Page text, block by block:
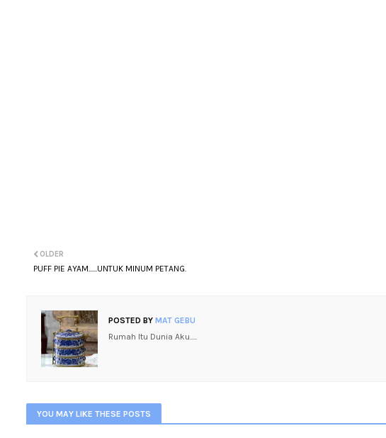
OLDER
PUFF PIE AYAM......UNTUK MINUM PETANG.
POSTED BY MAT GEBU
Rumah Itu Dunia Aku.....
YOU MAY LIKE THESE POSTS